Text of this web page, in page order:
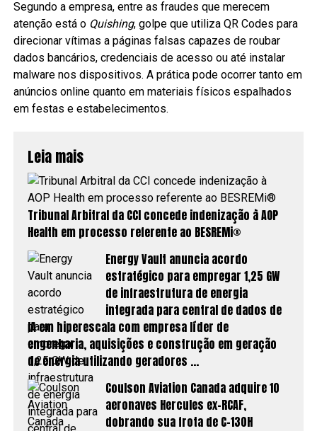
Segundo a empresa, entre as fraudes que merecem
atenção está o Quishing, golpe que utiliza QR Codes para
direcionar vítimas a páginas falsas capazes de roubar
dados bancários, credenciais de acesso ou até instalar
malware nos dispositivos. A prática pode ocorrer tanto em
anúncios online quanto em materiais físicos espalhados
em festas e estabelecimentos.
Leia mais
Tribunal Arbitral da CCI concede indenização à AOP
Health em processo referente ao BESREMi®
Energy Vault anuncia acordo
estratégico para empregar 1,25 GW
de infraestrutura de energia
integrada para central de dados de
IA em hiperescala com empresa líder de
engenharia, aquisições e construção em geração
de energia utilizando geradores …
Coulson Aviation Canada adquire 10
aeronaves Hercules ex-RCAF,
dobrando sua frota de C-130H